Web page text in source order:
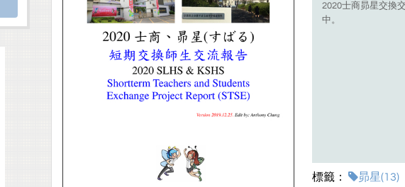
2020士商昴星交換
中。
標籤：
昴星(13)